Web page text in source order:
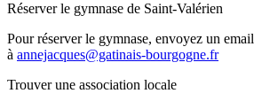
Réserver le gymnase de Saint-Valérien
Pour réserver le gymnase, envoyez un email
à annejacques@gatinais-bourgogne.fr
Trouver une association locale